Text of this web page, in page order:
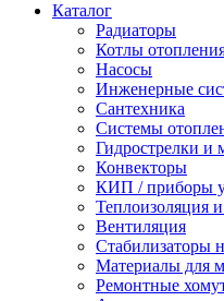
Каталог
Радиаторы
Котлы
Насосы
Инженерные
Сантехника
Системы
Гидрострелки и
Конвекторы
КИП / приборы
Теплоизоляция
Вентиляция
Стабилизаторы
Материалы для
Ремонтные